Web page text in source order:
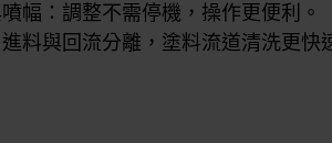
幅：調整不需停機，操作更便利。
料與回流分離，塗料流道清洗更快